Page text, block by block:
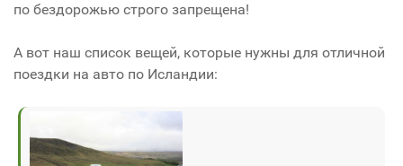
по бездорожью строго запрещена!
А вот наш список вещей, которые нужны для отличной
поездки на авто по Исландии: